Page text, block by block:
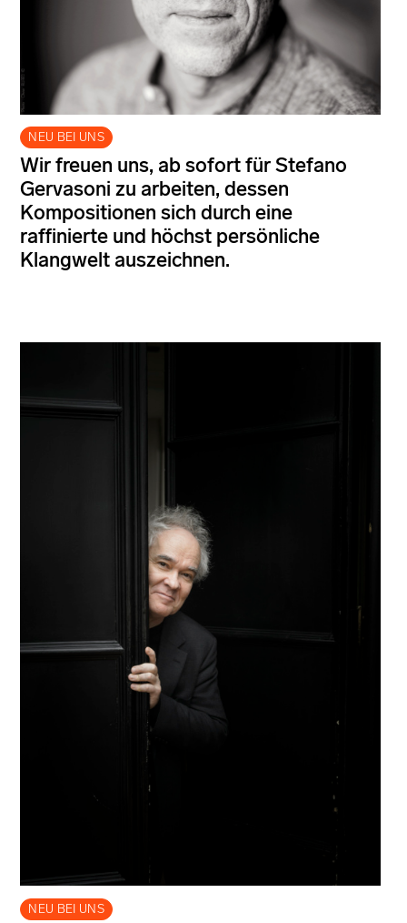
NEU BEI UNS
Wir freuen uns, ab sofort für Stefano
Gervasoni zu arbeiten, dessen
Kompositionen sich durch eine
raffinierte und höchst persönliche
Klangwelt auszeichnen.
NEU BEI UNS